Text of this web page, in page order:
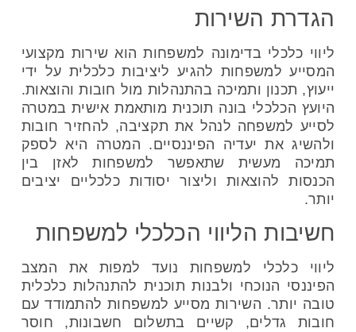
הגדרת השירות
ליווי כלכלי בדימונה למשפחות הוא שירות מקצועי
המסייע למשפחות להגיע ליציבות כלכלית על ידי
ייעוץ, תכנון ותמיכה בהתנהלות מול חובות והוצאות.
היועץ הכלכלי בונה תוכנית מותאמת אישית במטרה
לסייע למשפחה לנהל את תקציבה, להחזיר חובות
ולהשיג את יעדיה הפיננסיים. המטרה היא לספק
תמיכה מעשית שתאפשר למשפחות לאזן בין
הכנסות להוצאות וליצור יסודות כלכליים יציבים
יותר.
חשיבות הליווי הכלכלי למשפחות
ליווי כלכלי למשפחות נועד למפות את המצב
הפיננסי הנוכחי ולבנות תוכנית להתנהלות כלכלית
טובה יותר. השירות מסייע למשפחות להתמודד עם
חובות גדלים, קשיים בתשלום חשבונות, חוסר